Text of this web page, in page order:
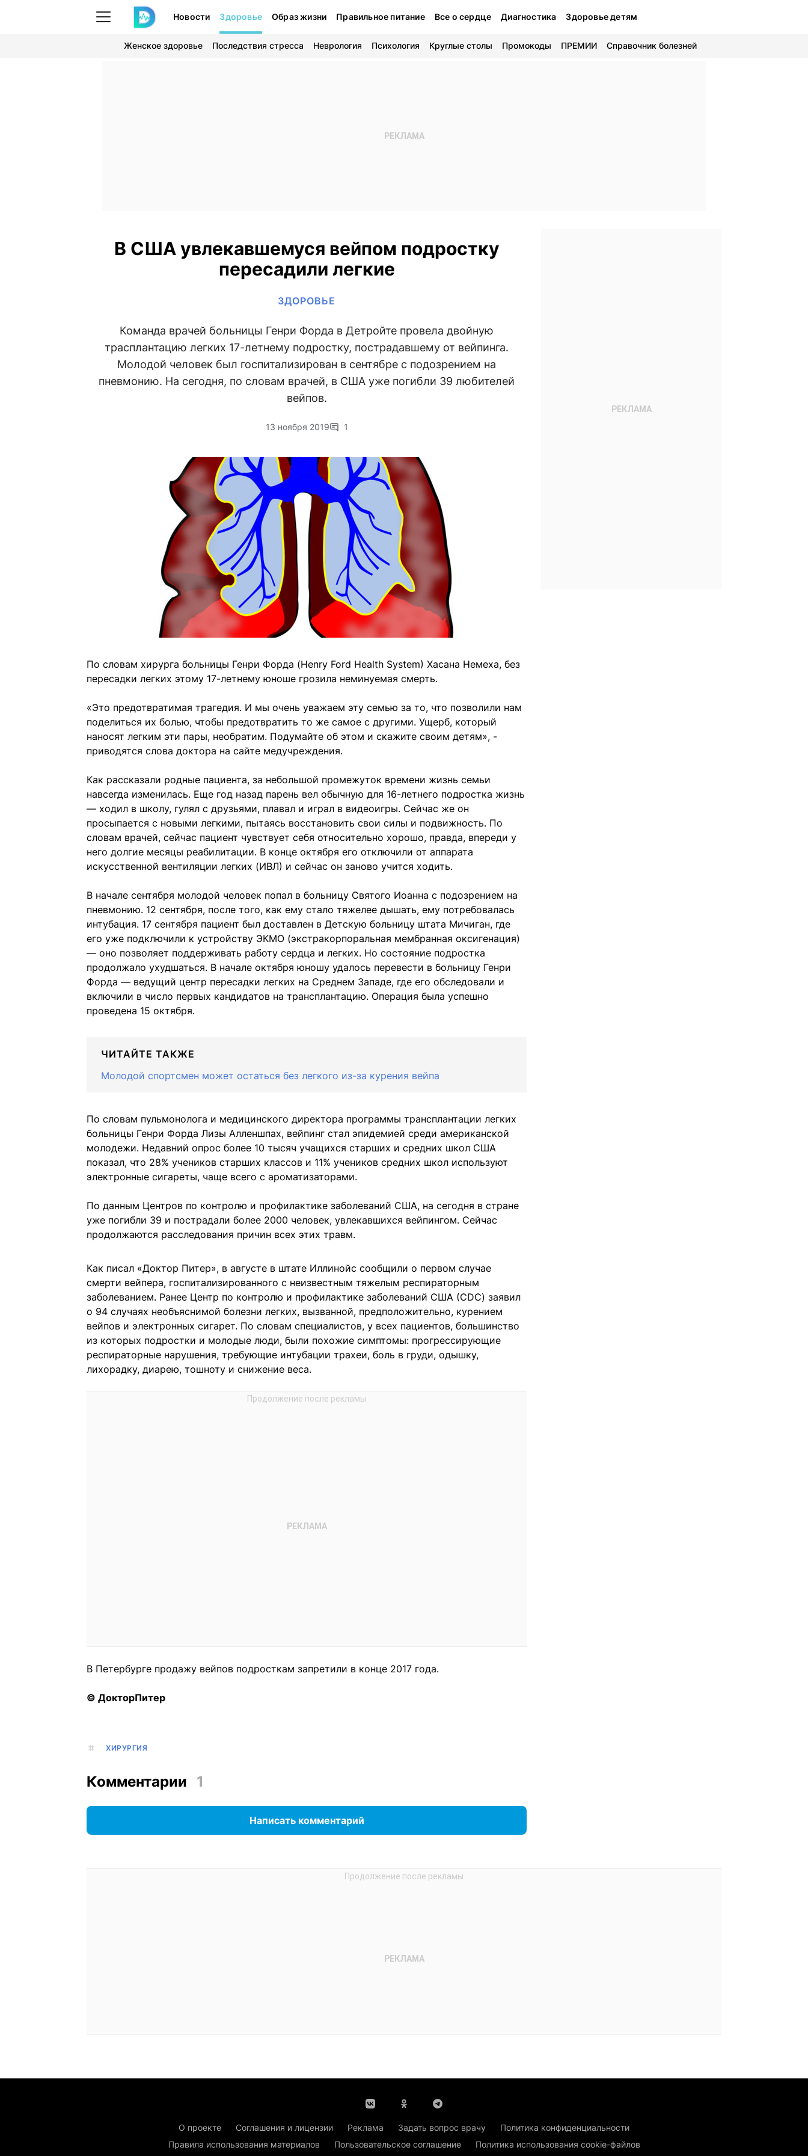
Новости Здоровье Образ жизни Правильное питание Все о сердце Диагностика Здоровье детям
Женское здоровье Последствия стресса Неврология Психология Круглые столы Промокоды ПРЕМИИ Справочник болезней
В США увлекавшемуся вейпом подростку
пересадили легкие
ЗДОРОВЬЕ
Команда врачей больницы Генри Форда в Детройте провела двойную
трасплантацию легких 17-летнему подростку, пострадавшему от вейпинга.
Молодой человек был госпитализирован в сентябре с подозрением на
пневмонию. На сегодня, по словам врачей, в США уже погибли 39 любителей
вейпов.
13 ноября 2019 1
По словам хирурга больницы Генри Форда (Henry Ford Health System) Хасана Немеха, без
пересадки легких этому 17-летнему юноше грозила неминуемая смерть.
«Это предотвратимая трагедия. И мы очень уважаем эту семью за то, что позволили нам
поделиться их болью, чтобы предотвратить то же самое с другими. Ущерб, который
наносят легким эти пары, необратим. Подумайте об этом и скажите своим детям», -
приводятся слова доктора на сайте медучреждения.
Как рассказали родные пациента, за небольшой промежуток времени жизнь семьи
навсегда изменилась. Еще год назад парень вел обычную для 16-летнего подростка жизнь
— ходил в школу, гулял с друзьями, плавал и играл в видеоигры. Сейчас же он
просыпается с новыми легкими, пытаясь восстановить свои силы и подвижность. По
словам врачей, сейчас пациент чувствует себя относительно хорошо, правда, впереди у
него долгие месяцы реабилитации. В конце октября его отключили от аппарата
искусственной вентиляции легких (ИВЛ) и сейчас он заново учится ходить.
В начале сентября молодой человек попал в больницу Святого Иоанна с подозрением на
пневмонию. 12 сентября, после того, как ему стало тяжелее дышать, ему потребовалась
интубация. 17 сентября пациент был доставлен в Детскую больницу штата Мичиган, где
его уже подключили к устройству ЭКМО (экстракорпоральная мембранная оксигенация)
— оно позволяет поддерживать работу сердца и легких. Но состояние подростка
продолжало ухудшаться. В начале октября юношу удалось перевести в больницу Генри
Форда — ведущий центр пересадки легких на Среднем Западе, где его обследовали и
включили в число первых кандидатов на трансплантацию. Операция была успешно
проведена 15 октября.
ЧИТАЙТЕ ТАКЖЕ
Молодой спортсмен может остаться без легкого из-за курения вейпа
По словам пульмонолога и медицинского директора программы трансплантации легких
больницы Генри Форда Лизы Алленшпах, вейпинг стал эпидемией среди американской
молодежи. Недавний опрос более 10 тысяч учащихся старших и средних школ США
показал, что 28% учеников старших классов и 11% учеников средних школ используют
электронные сигареты, чаще всего с ароматизаторами.
По данным Центров по контролю и профилактике заболеваний США, на сегодня в стране
уже погибли 39 и пострадали более 2000 человек, увлекавшихся вейпингом. Сейчас
продолжаются расследования причин всех этих травм.
Как писал «Доктор Питер», в августе в штате Иллинойс сообщили о первом случае
смерти вейпера, госпитализированного с неизвестным тяжелым респираторным
заболеванием. Ранее Центр по контролю и профилактике заболеваний США (CDC) заявил
о 94 случаях необъяснимой болезни легких, вызванной, предположительно, курением
вейпов и электронных сигарет. По словам специалистов, у всех пациентов, большинство
из которых подростки и молодые люди, были похожие симптомы: прогрессирующие
респираторные нарушения, требующие интубации трахеи, боль в груди, одышку,
лихорадку, диарею, тошноту и снижение веса.
В Петербурге продажу вейпов подросткам запретили в конце 2017 года.
© ДокторПитер
ХИРУРГИЯ
Комментарии 1
Написать комментарий
О проекте Соглашения и лицензии Реклама Задать вопрос врачу
Политика конфиденциальности
Правила использования материалов
Пользовательское соглашение Политика использования cookie-файлов